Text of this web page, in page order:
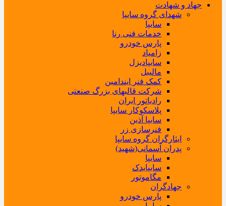
جهاد و شهادت
شهدای گروه سایپا
سایپا
خدمات فنی رنا
پارس خودرو
زامیاد
سایپادیزل
مالیبل
کمک فنر ایندامین
شرکت قالبهای بزرگ صنعتی
رادیاتور ایران
پلاسکوکار سایپا
سایپا آذین
فنرسازی زر
ایثارگران گروه سایپا
پدران آسمانی(شهید)
سایپا
سایپایدک
مگاموتور
جهادگران
پارس خودرو